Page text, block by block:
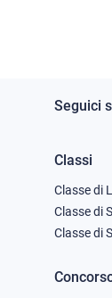
Seguici
Classi
Classe di
Classe di
Classe di